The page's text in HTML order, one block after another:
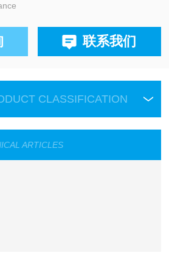
联系我们
CLASSIFICATION
ARTICLES